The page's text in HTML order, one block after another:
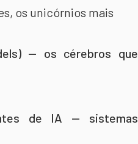
os unicórnios mais
— os cérebros que
de IA — sistemas